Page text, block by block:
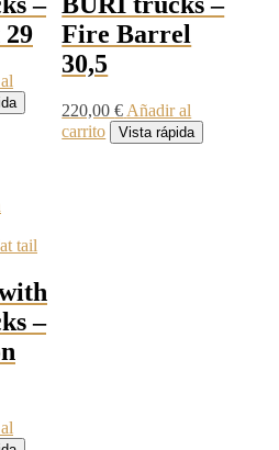
Fire Barrel
30,5
220,00€ Añadir al
carrito
Vista rápida
–